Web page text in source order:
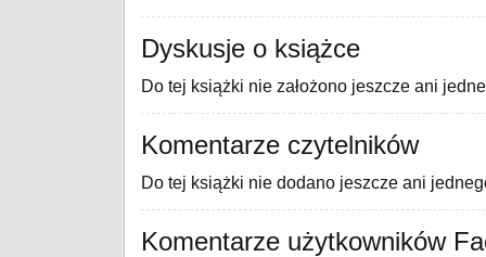
Dyskusje o książce
Do tej książki nie założono jeszcze ani
Komentarze czytelników
Do tej książki nie dodano jeszcze ani
Komentarze użytkowników